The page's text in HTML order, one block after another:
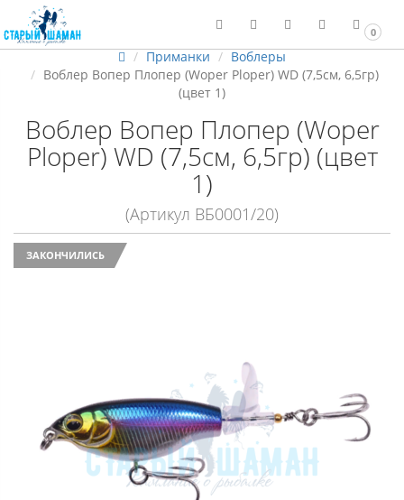
0
Приманки
Воблеры
Воблер Вопер Плопер (Woper Ploper) WD (7,5см, 6,5гр)
(цвет 1)
Воблер Вопер Плопер (Woper
Ploper) WD (7,5см, 6,5гр) (цвет
1)
(Артикул ВБ0001/20)
ЗАКОНЧИЛИСЬ